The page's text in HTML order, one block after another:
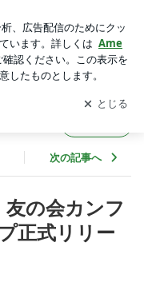
PR無し】コスメとビ
タメ日誌〜
知
を受け取りまし
開く
次の記事へ
友の会カンフ
正式リリー